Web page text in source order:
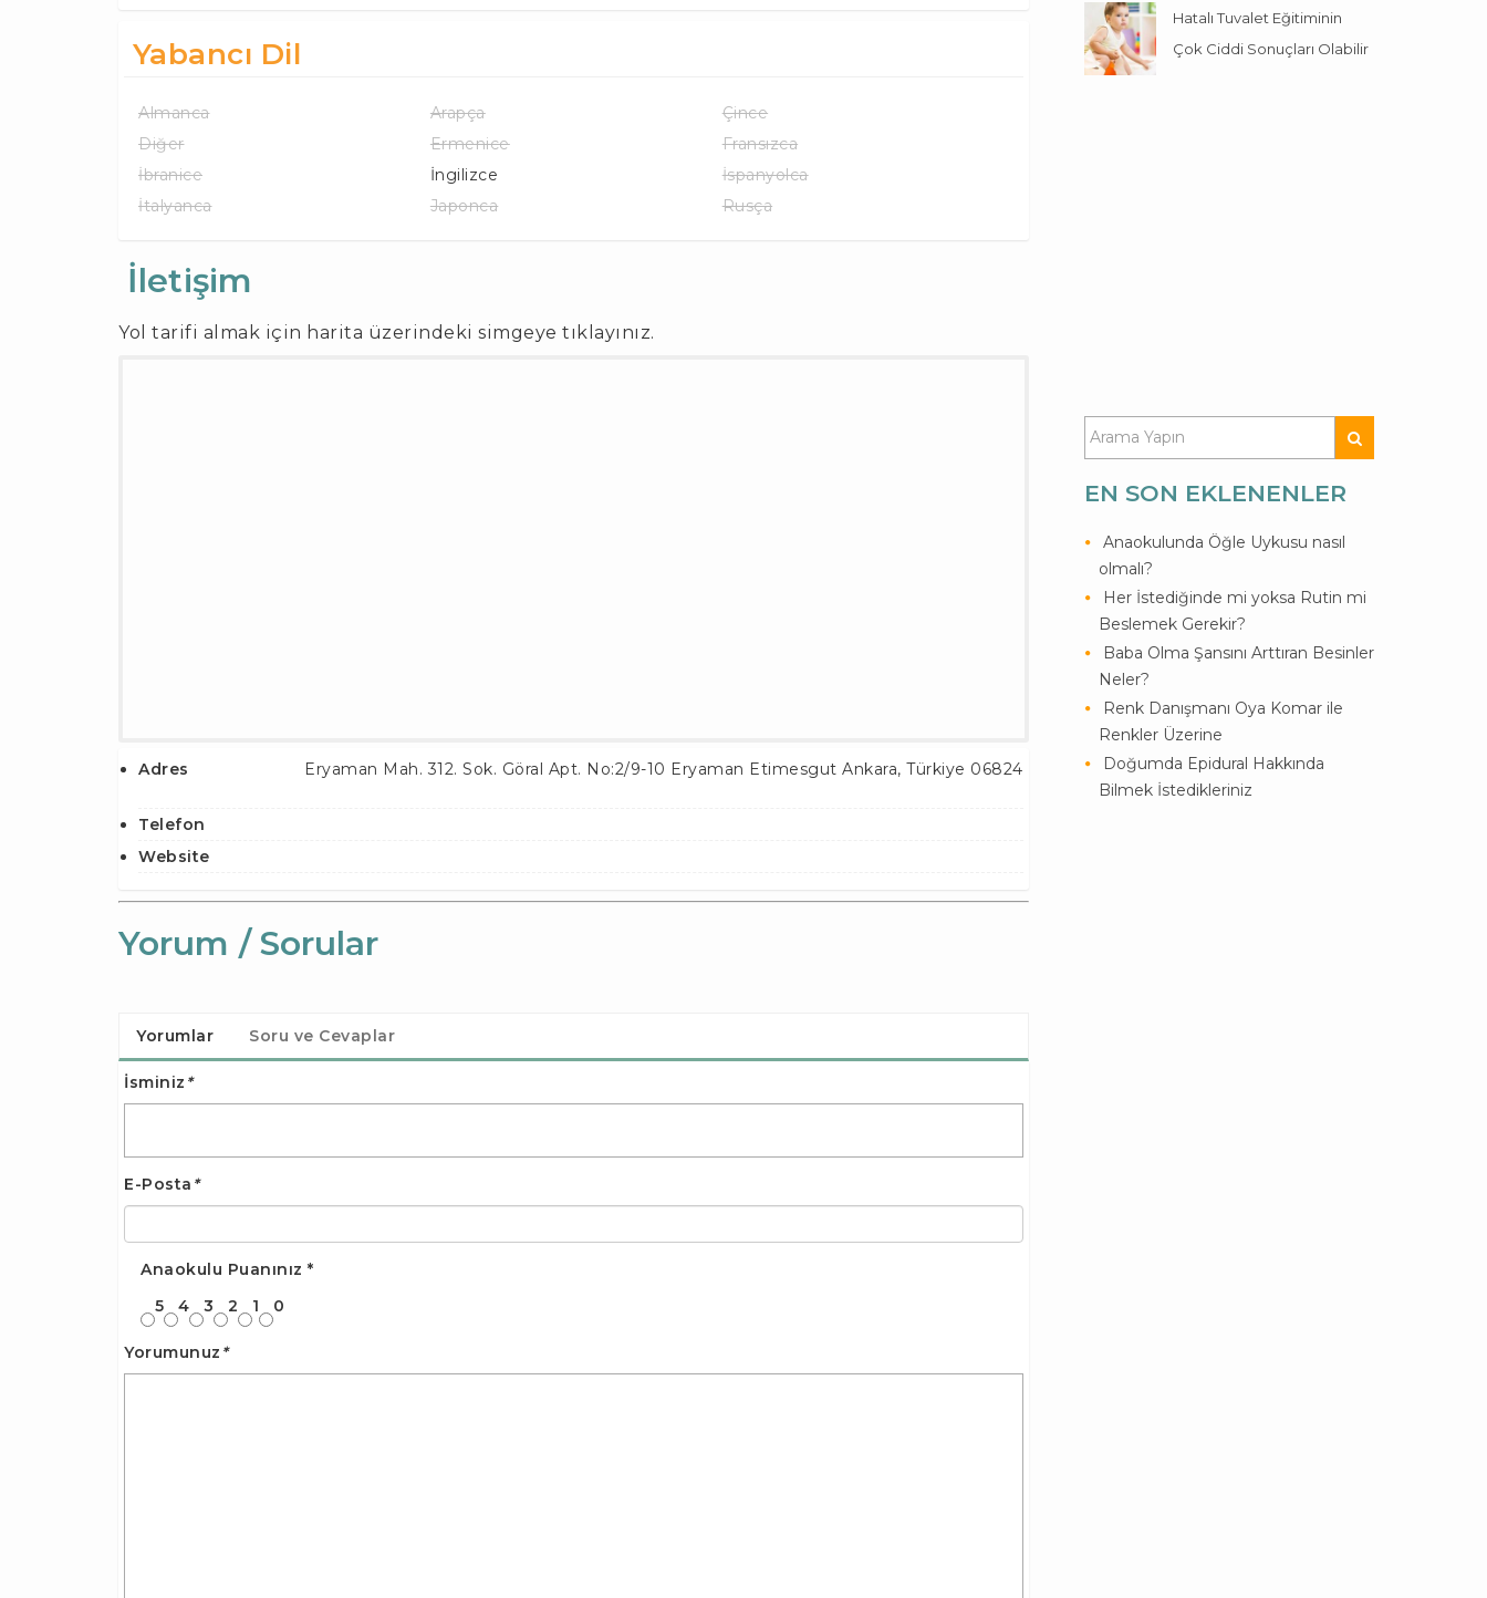
Yabancı Dil
Almanca Arapça
Çince
Diğer
Ermenice
Fransızca
İbranice
İngilizce
İspanyolca
İtalyanca
Japonca Rusça
İletişim
Yol tarifi almak için harita üzerindeki simgeye tıklayınız.
Adres Eryaman Mah. 312. Sok. Göral Apt. No:2/9-10 Eryaman Etimesgut Ankara, Türkiye 06824
Telefon
Website
Yorum / Sorular
Yorumlar Soru ve Cevaplar
İsminiz *
E-Posta *
Anaokulu Puanınız *
5
4 3 2 1 0
Yorumunuz *
Hatalı Tuvalet Eğitiminin
Çok Ciddi Sonuçları Olabilir
EN SON EKLENENLER
Anaokulunda Öğle Uykusu nasıl
olmalı?
Her İstediğinde mi yoksa Rutin mi
Beslemek Gerekir?
Baba Olma Şansını Arttıran Besinler
Neler?
Renk Danışmanı Oya Komar ile
Renkler Üzerine
Doğumda Epidural Hakkında
Bilmek İstedikleriniz